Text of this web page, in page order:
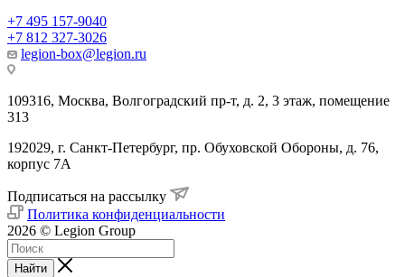
+7 495 157-9040
+7 812 327-3026
legion-box@legion.ru
109316, Москва, Волгоградский пр-т, д. 2, 3 этаж, помещение
313
192029, г. Санкт-Петербург, пр. Обуховской Обороны, д. 76,
корпус 7А
Подписаться на рассылку
Политика конфиденциальности
2026 © Legion Group
Найти